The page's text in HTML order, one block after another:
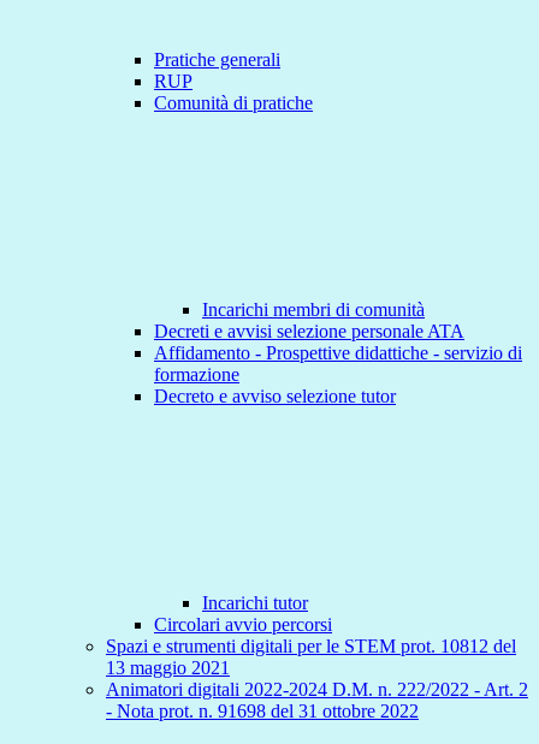
Pratiche generali
RUP
Comunità di pratiche
Incarichi membri di comunità
Decreti e avvisi selezione personale ATA
Affidamento - Prospettive didattiche - servizio di
formazione
Decreto e avviso selezione tutor
Incarichi tutor
Circolari avvio percorsi
Spazi e strumenti digitali per le STEM prot. 10812 del
13 maggio 2021
Animatori digitali 2022-2024 D.M. n. 222/2022 - Art. 2
- Nota prot. n. 91698 del 31 ottobre 2022